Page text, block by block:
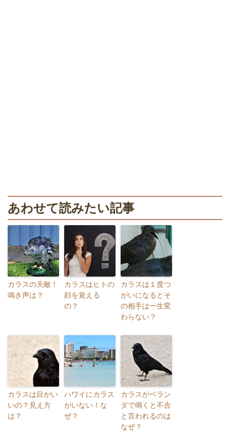
あわせて読みたい記事
カラスの天敵！
鳴き声は？
カラスはヒトの
顔を覚える
の？
カラスは１度つ
がいになるとそ
の相手は一生変
わらない？
カラスは目がい
いの？見え方
は？
ハワイにカラス
がいない！な
ぜ？
カラスがベラン
ダで鳴くと不吉
と言われるのは
なぜ？